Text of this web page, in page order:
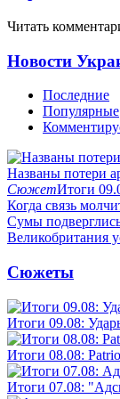
Читать
Новости
Последние
Популярные
Названы потери
СюжетИтоги
Когда связь
Сумы
Великобритания
Сюжеты
Итоги 09.08:
Итоги 08.08:
Итоги 07.08: